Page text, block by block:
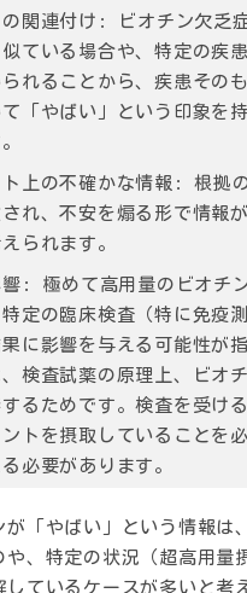
関連付け:
ビオチン欠乏
ている場合や、特定の疾
れることから、疾患その
「やばい」という印象を
上の不確かな情報:
根拠
れ、不安を煽る形で情報
られます。
響:
極めて高用量のビオチ
定の臨床検査（特に免疫
に影響を与える可能性が
検査試薬の原理上、ビオ
るためです。検査を受け
トを摂取していることを
必要があります。
が「やばい」という情報は
や、特定の状況（超高用量
ているケースが多いと考